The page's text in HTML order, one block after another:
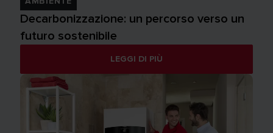
Decarbonizzazione: un percorso verso un
futuro sostenibile
LEGGI DI PIÙ